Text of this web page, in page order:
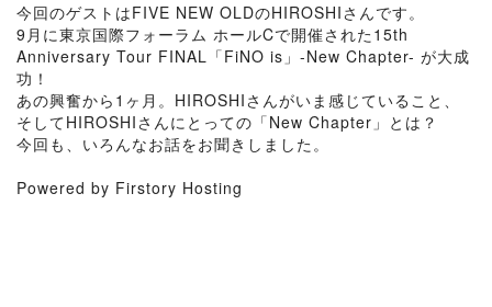
今回のゲストはFIVE NEW OLDのHIROSHIさんです。
9月に東京国際フォーラム ホールCで開催された15th
Anniversary Tour FINAL「FiNO is」-New Chapter- が大成
功！
あの興奮から1ヶ月。HIROSHIさんがいま感じていること、
そしてHIROSHIさんにとっての「New Chapter」とは？
今回も、いろんなお話をお聞きしました。
Powered by Firstory Hosting